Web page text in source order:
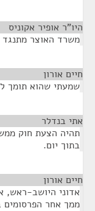
היו"ר אופיר אקוניס
משרד האוצר
חיים אורון
שמעתי שהוא תומך
אתי בנדלר
תהיה הצעת חוק
בתוך יום.
חיים אורון
אדוני היושב-ראש,
ממך אחר הפרסומים